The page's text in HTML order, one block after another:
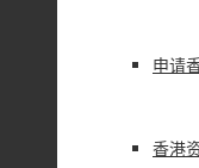
申请
香港